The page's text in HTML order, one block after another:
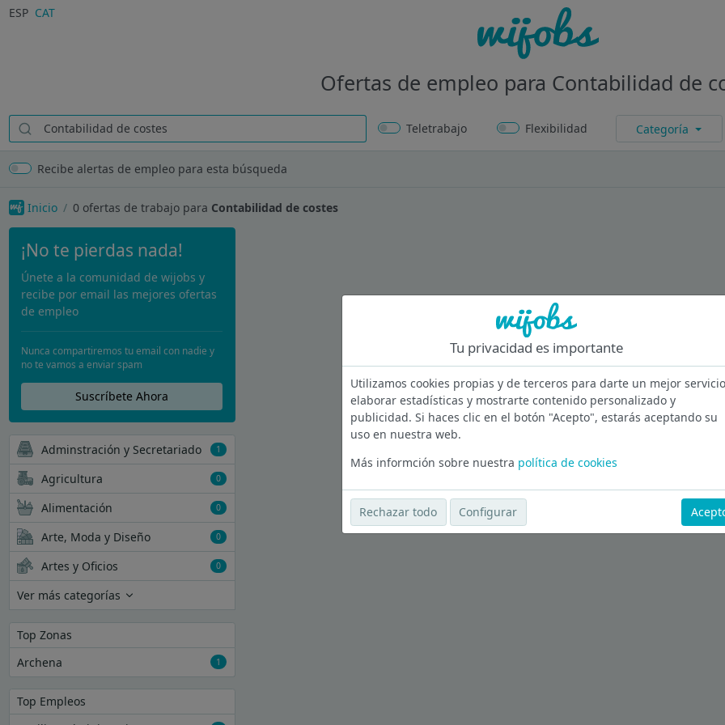
ESP CAT
Ofertas de empleo para Contabilidad de
Teletrabajo Flexibilidad Categoría
Recibe alertas de empleo para esta búsqueda
Inicio 0ofertas de trabajo para Contabilidad de costes
¡No te pierdas nada!
Únete a la comunidad de wijobs y
recibe por email las mejores ofertas
de empleo
Nunca compartiremos tu email con nadie y
no te vamos a enviar spam
Suscríbete Ahora
Adminstración y Secretariado 1
Agricultura 0
Alimentación 0
Arte, Moda y Diseño 0
Artes y Oficios 0
Ver más categorías
Top Zonas
Archena
1
Top Empleos
Tu privacidad es importante
Utilizamos cookies propias y de terceros para darte un mejor
elaborar estadísticas y mostrarte contenido personalizado y
publicidad. Si haces clic en el botón "Acepto", estarás aceptando su
uso en nuestra web.
Más informción sobre nuestra política de cookies
Rechazar todo Configurar